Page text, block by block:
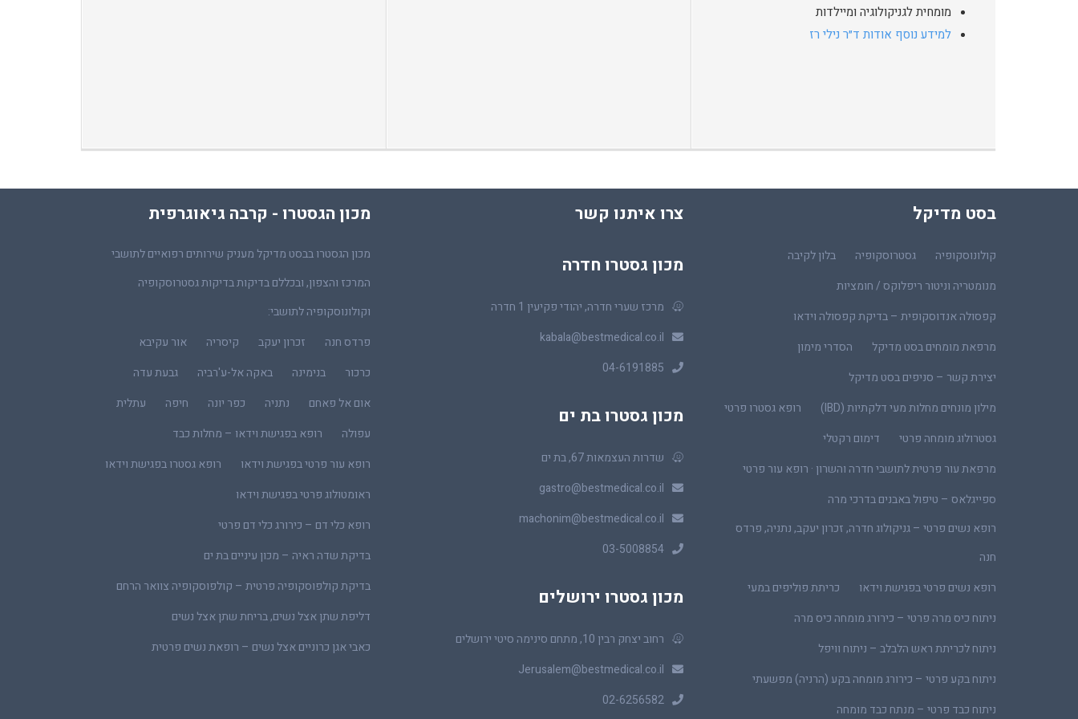
מומחית לגניקולוגיה ומיילדות
למידע נוסף אודות ד״ר נילי רז
מכון הגסטרו - קרבה גיאוגרפית
מכון הגסטרו בבסט מדיקל מעניק שירותים רפואיים לתושבי
המרכז והצפון, ובכללם בדיקות בדיקות גסטרוסקופיה
וקולונוסקופיה לתושבי:
פרדס חנה
זכרון יעקב קיסריה
אור עקיבא
כרכור
בנימינה באקה אל-ע'רביה
גבעת עדה
אום אל פאחם
נתניה כפר יונה חיפה
עתלית
עפולה
רופא בפגישת וידאו – מחלות כבד
רופא עור פרטי בפגישת וידאו
רופא גסטרו בפגישת וידאו
ראומטולוג פרטי בפגישת וידאו
רופא כלי דם – כירורג כלי דם פרטי
בדיקת שדה ראיה – מכון עיניים בת ים
בדיקת קולפוסקופיה פרטית – קולפוסקופיה צוואר הרחם
דליפת שתן אצל נשים, בריחת שתן אצל נשים
כאבי אגן כרוניים אצל נשים – רופאת נשים פרטית
צרו איתנו קשר
מכון גסטרו חדרה
מרכז שערי חדרה, יהודי פקיעין 1 חדרה
kabala@bestmedical.co.il
04-6191885
מכון גסטרו בת ים
שדרות העצמאות 67, בת ים
gastro@bestmedical.co.il
machonim@bestmedical.co.il
03-5008854
מכון גסטרו ירושלים
רחוב יצחק רבין 10, מתחם סינימה סיטי ירושלים
Jerusalem@bestmedical.co.il
02-6256582
בסט מדיקל
קולונוסקופיה גסטרוסקופיה
בלון לקיבה
מנומטריה וניטור ריפלוקס / חומציות
קפסולה אנדוסקופית – בדיקת קפסולה וידאו
מרפאת מומחים בסט מדיקל
הסדרי מימון
יצירת קשר – סניפים בסט מדיקל
מילון מונחים מחלות מעי דלקתיות (IBD)
רופא גסטרו פרטי
גסטרולוג מומחה פרטי
דימום רקטלי
מרפאת עור פרטית לתושבי חדרה והשרון · רופא עור פרטי
ספייגלאס – טיפול באבנים בדרכי מרה
רופא נשים פרטי – גניקולוג חדרה, זכרון יעקב, נתניה, פרדס
חנה
רופא נשים פרטי בפגישת וידאו
כריתת פוליפים במעי
ניתוח כיס מרה פרטי – כירורג מומחה כיס מרה
ניתוח לכריתת ראש הלבלב – ניתוח וויפל
ניתוח בקע פרטי – כירורג מומחה בקע (הרניה) מפשעתי
ניתוח כבד פרטי – מנתח כבד מומחה